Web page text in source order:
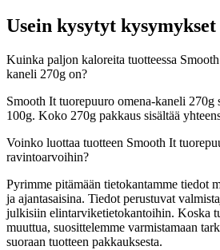
Usein kysytyt kysymykset
Kuinka paljon kaloreita tuotteessa
kaneli 270g on?
Smooth It tuorepuuro omena-kaneli 270g
100g. Koko 270g pakkaus sisältää
Voinko luottaa tuotteen Smooth It
ravintoarvoihin?
Pyrimme pitämään tietokantamme tiedot
ja ajantasaisina. Tiedot perustuvat
julkisiin elintarviketietokantoihin. Koska
muuttua, suosittelemme varmistamaan
suoraan tuotteen pakkauksesta.